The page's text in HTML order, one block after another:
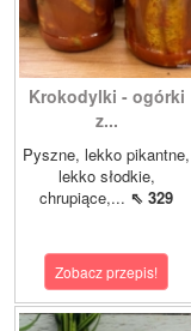
Krokodylki - ogórki
z...
Pyszne, lekko pikantne,
lekko słodkie,
chrupiące,... ⇖ 329
Zobacz przepis!